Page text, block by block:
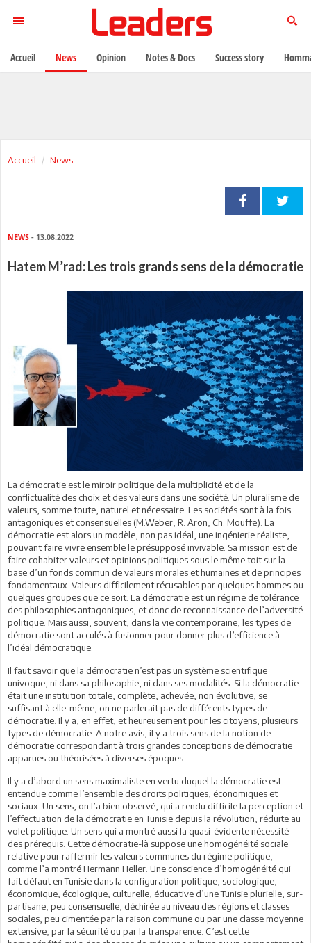
Accueil News
NEWS - 13.08.2022
Hatem M’rad: Les trois grands sens de la démocratie
La démocratie est le miroir politique de la multiplicité et de la
conflictualité des choix et des valeurs dans une société. Un pluralisme de
valeurs, somme toute, naturel et nécessaire. Les sociétés sont à la fois
antagoniques et consensuelles (M.Weber, R. Aron, Ch. Mouffe). La
démocratie est alors un modèle, non pas idéal, une ingénierie réaliste,
pouvant faire vivre ensemble le présupposé invivable. Sa mission est de
faire cohabiter valeurs et opinions politiques sous le même toit sur la
base d’un fonds commun de valeurs morales et humaines et de principes
fondamentaux. Valeurs difficilement récusables par quelques hommes ou
quelques groupes que ce soit. La démocratie est un régime de tolérance
des philosophies antagoniques, et donc de reconnaissance de l’adversité
politique. Mais aussi, souvent, dans la vie contemporaine, les types de
démocratie sont acculés à fusionner pour donner plus d’efficience à
l’idéal démocratique.
Il faut savoir que la démocratie n’est pas un système scientifique
univoque, ni dans sa philosophie, ni dans ses modalités. Si la démocratie
était une institution totale, complète, achevée, non évolutive, se
suffisant à elle-même, on ne parlerait pas de différents types de
démocratie. Il y a, en effet, et heureusement pour les citoyens, plusieurs
types de démocratie. A notre avis, il y a trois sens de la notion de
démocratie correspondant à trois grandes conceptions de démocratie
apparues ou théorisées à diverses époques.
Il y a d’abord un sens maximaliste en vertu duquel la démocratie est
entendue comme l’ensemble des droits politiques, économiques et
sociaux. Un sens, on l’a bien observé, qui a rendu difficile la perception et
l’effectuation de la démocratie en Tunisie depuis la révolution, réduite au
volet politique. Un sens qui a montré aussi la quasi-évidente nécessité
des prérequis. Cette démocratie-là suppose une homogénéité sociale
relative pour raffermir les valeurs communes du régime politique,
comme l’a montré Hermann Heller. Une conscience d’homogénéité qui
fait défaut en Tunisie dans la configuration politique, sociologique,
économique, écologique, culturelle, éducative d’une Tunisie plurielle, sur-
partisane, peu consensuelle, déchirée au niveau des régions et classes
sociales, peu cimentée par la raison commune ou par une classe moyenne
extensive, par la sécurité ou par la transparence. C’est cette
Accueil News Opinion Notes & Docs Success story